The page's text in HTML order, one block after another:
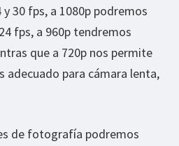
30 fps, a 1080p podremos
fps, a 960p tendremos
que a 720p nos permite
adecuado para cámara lenta,
de fotografía podremos